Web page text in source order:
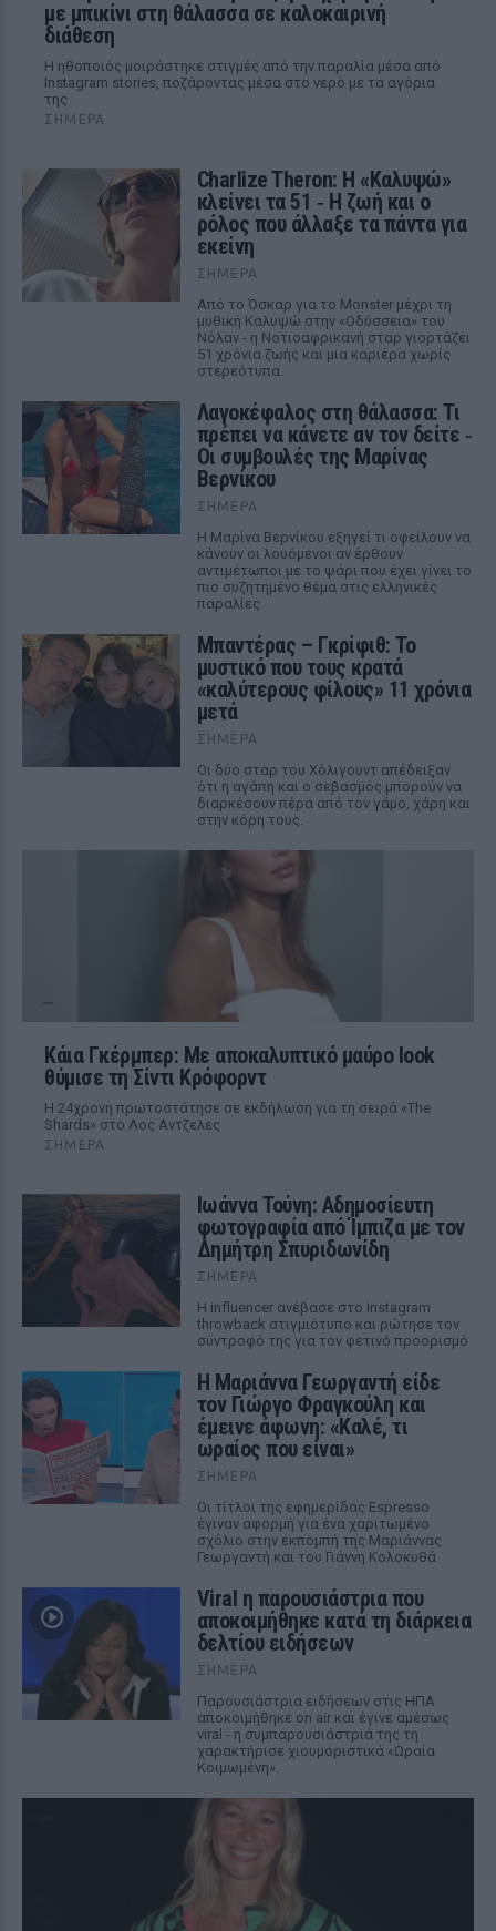
με μπικίνι στη θάλασσα σε καλοκαιρινή
διάθεση
Η ηθοποιός μοιράστηκε στιγμές από την παραλία μέσα από
Instagram stories, ποζάροντας μέσα στο νερό με τα αγόρια
της
ΣΉΜΕΡΑ
Charlize Theron: Η «Καλυψώ»
κλείνει τα 51 ‑ H ζωή και ο
ρόλος που άλλαξε τα πάντα για
εκείνη
ΣΉΜΕΡΑ
Από το Όσκαρ για το Monster μέχρι τη
μυθική Καλυψώ στην «Οδύσσεια» του
Νόλαν - η Νοτιοαφρικανή σταρ γιορτάζει
51 χρόνια ζωής και μια καριέρα χωρίς
στερεότυπα.
Λαγοκέφαλος στη θάλασσα: Τι
πρέπει να κάνετε αν τον δείτε ‑
Οι συμβουλές της Μαρίνας
Βερνίκου
ΣΉΜΕΡΑ
Η Μαρίνα Βερνίκου εξηγεί τι οφείλουν να
κάνουν οι λουόμενοι αν έρθουν
αντιμέτωποι με το ψάρι που έχει γίνει το
πιο συζητημένο θέμα στις ελληνικές
παραλίες
Μπαντέρας – Γκρίφιθ: Το
μυστικό που τους κρατά
«καλύτερους φίλους» 11 χρόνια
μετά
ΣΉΜΕΡΑ
Οι δύο σταρ του Χόλιγουντ απέδειξαν
ότι η αγάπη και ο σεβασμός μπορούν να
διαρκέσουν πέρα από τον γάμο, χάρη και
στην κόρη τους.
Κάια Γκέρμπερ: Με αποκαλυπτικό μαύρο look
θύμισε τη Σίντι Κρόφορντ
Η 24χρονη πρωτοστάτησε σε εκδήλωση για τη σειρά «The
Shards» στο Λος Αντζελες
ΣΉΜΕΡΑ
Ιωάννα Τούνη: Αδημοσίευτη
φωτογραφία από Ίμπιζα με τον
Δημήτρη Σπυριδωνίδη
ΣΉΜΕΡΑ
Η influencer ανέβασε στο Instagram
throwback στιγμιότυπο και ρώτησε τον
σύντροφό της για τον φετινό προορισμό
Η Μαριάννα Γεωργαντή είδε
τον Γιώργο Φραγκούλη και
έμεινε άφωνη: «Καλέ, τι
ωραίος που είναι»
ΣΉΜΕΡΑ
Οι τίτλοι της εφημερίδας Espresso
έγιναν αφορμή για ένα χαριτωμένο
σχόλιο στην εκπομπή της Μαριάννας
Γεωργαντή και του Γιάννη Κολοκυθά
Viral η παρουσιάστρια που
αποκοιμήθηκε κατά τη διάρκεια
δελτίου ειδήσεων
ΣΉΜΕΡΑ
Παρουσιάστρια ειδήσεων στις ΗΠΑ
αποκοιμήθηκε on air και έγινε αμέσως
viral - η συμπαρουσιάστριά της τη
χαρακτήρισε χιουμοριστικά «Ωραία
Κοιμωμένη».